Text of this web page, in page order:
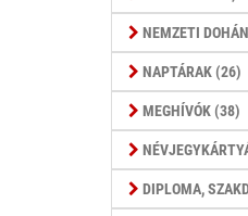
NEMZETI
NAPTÁRAK (26)
MEGHÍVÓK (38)
DIPLOMA,